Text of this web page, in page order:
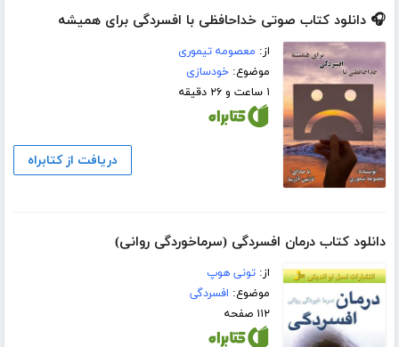
🎧 دانلود کتاب صوتی خداحافظی با افسردگی برای همیشه
از: معصومه تیموری
موضوع:خودسازی
۱ ساعت و ۲۶ دقیقه
دریافت از کتابراه
دانلود کتاب درمان افسردگی (سرماخوردگی روانی)
از:تونی هوپ
موضوع: افسردگی
۱۱۲ صفحه